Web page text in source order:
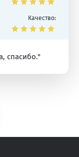
Качество:
спасибо."